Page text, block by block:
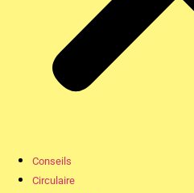
Conseils
Circulaire